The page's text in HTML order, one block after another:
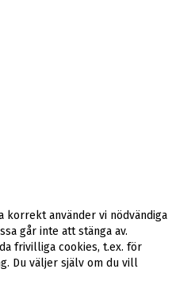
korrekt använder vi nödvändiga
går inte att stänga av.
frivilliga cookies, t.ex. för
Du väljer själv om du vill